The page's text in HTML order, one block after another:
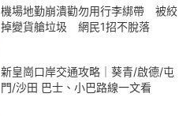
機場地勤崩潰勸勿用行李綁帶 被絞
掉變貨艙垃圾 網民1招不脫落
新皇崗口岸交通攻略｜葵青/啟德/屯
門/沙田 巴士、小巴路線一文看